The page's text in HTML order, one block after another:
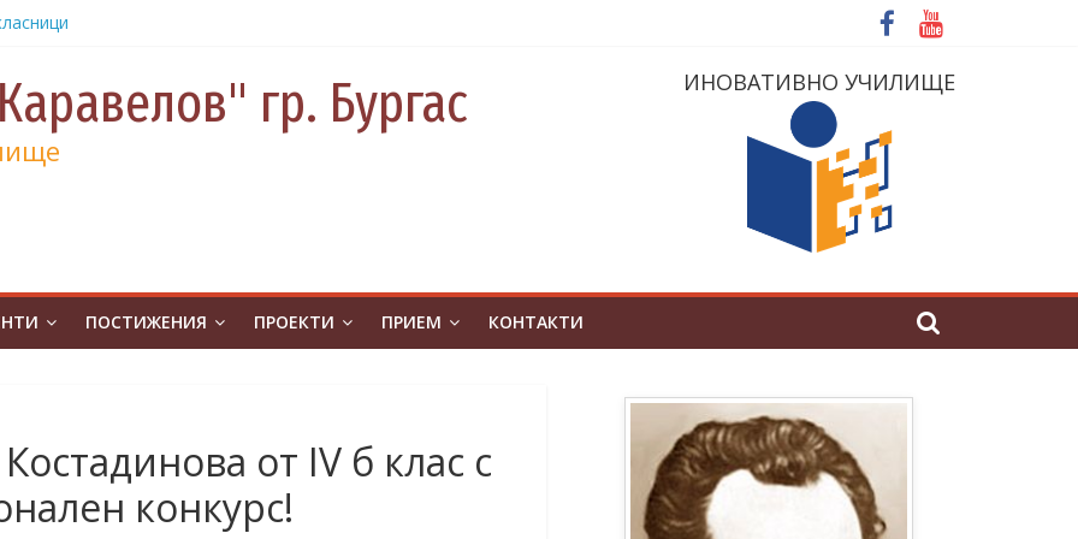
на
и 130
за
в ОУ
гр. Бургас ИНОВАТИВНО УЧИЛИЩЕ
ПОСТИЖЕНИЯ ПРОЕКТИ ПРИЕМ КОНТАКТИ
от IV б клас с
конкурс!